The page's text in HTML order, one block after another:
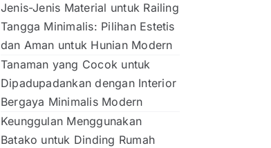
Jenis-Jenis Material untuk Railing
Tangga Minimalis: Pilihan Estetis
dan Aman untuk Hunian Modern
Tanaman yang Cocok untuk
Dipadupadankan dengan Interior
Bergaya Minimalis Modern
Keunggulan Menggunakan
Batako untuk Dinding Rumah